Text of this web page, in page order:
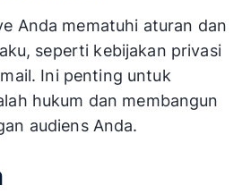
Anda mematuhi aturan dan
seperti kebijakan privasi
Ini penting untuk
hukum dan membangun
audiens Anda.